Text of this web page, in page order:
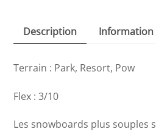
Description
Terrain : Park, Resort, Pow
Flex : 3/10
Les snowboards plus souples